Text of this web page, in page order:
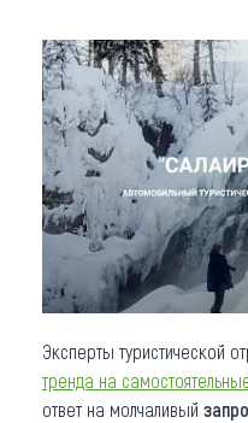
Что привезти
О регионе
Коллекция
Другие рубрики
Эксперты туристической
тренда на
ответ на молчаливый